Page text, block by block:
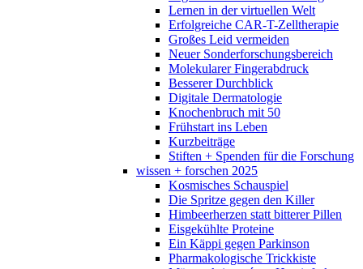
Lernen in der virtuellen Welt
Erfolgreiche CAR-T-Zelltherapie
Großes Leid vermeiden
Neuer Sonderforschungsbereich
Molekularer Fingerabdruck
Besserer Durchblick
Digitale Dermatologie
Knochenbruch mit 50
Frühstart ins Leben
Kurzbeiträge
Stiften + Spenden für die Forschung
wissen + forschen 2025
Kosmisches Schauspiel
Die Spritze gegen den Killer
Himbeerherzen statt bitterer Pillen
Eisgekühlte Proteine
Ein Käppi gegen Parkinson
Pharmakologische Trickkiste